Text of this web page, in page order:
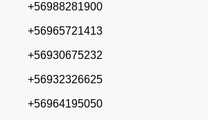
+56988281900
+56965721413
+56930675232
+56932326625
+56964195050